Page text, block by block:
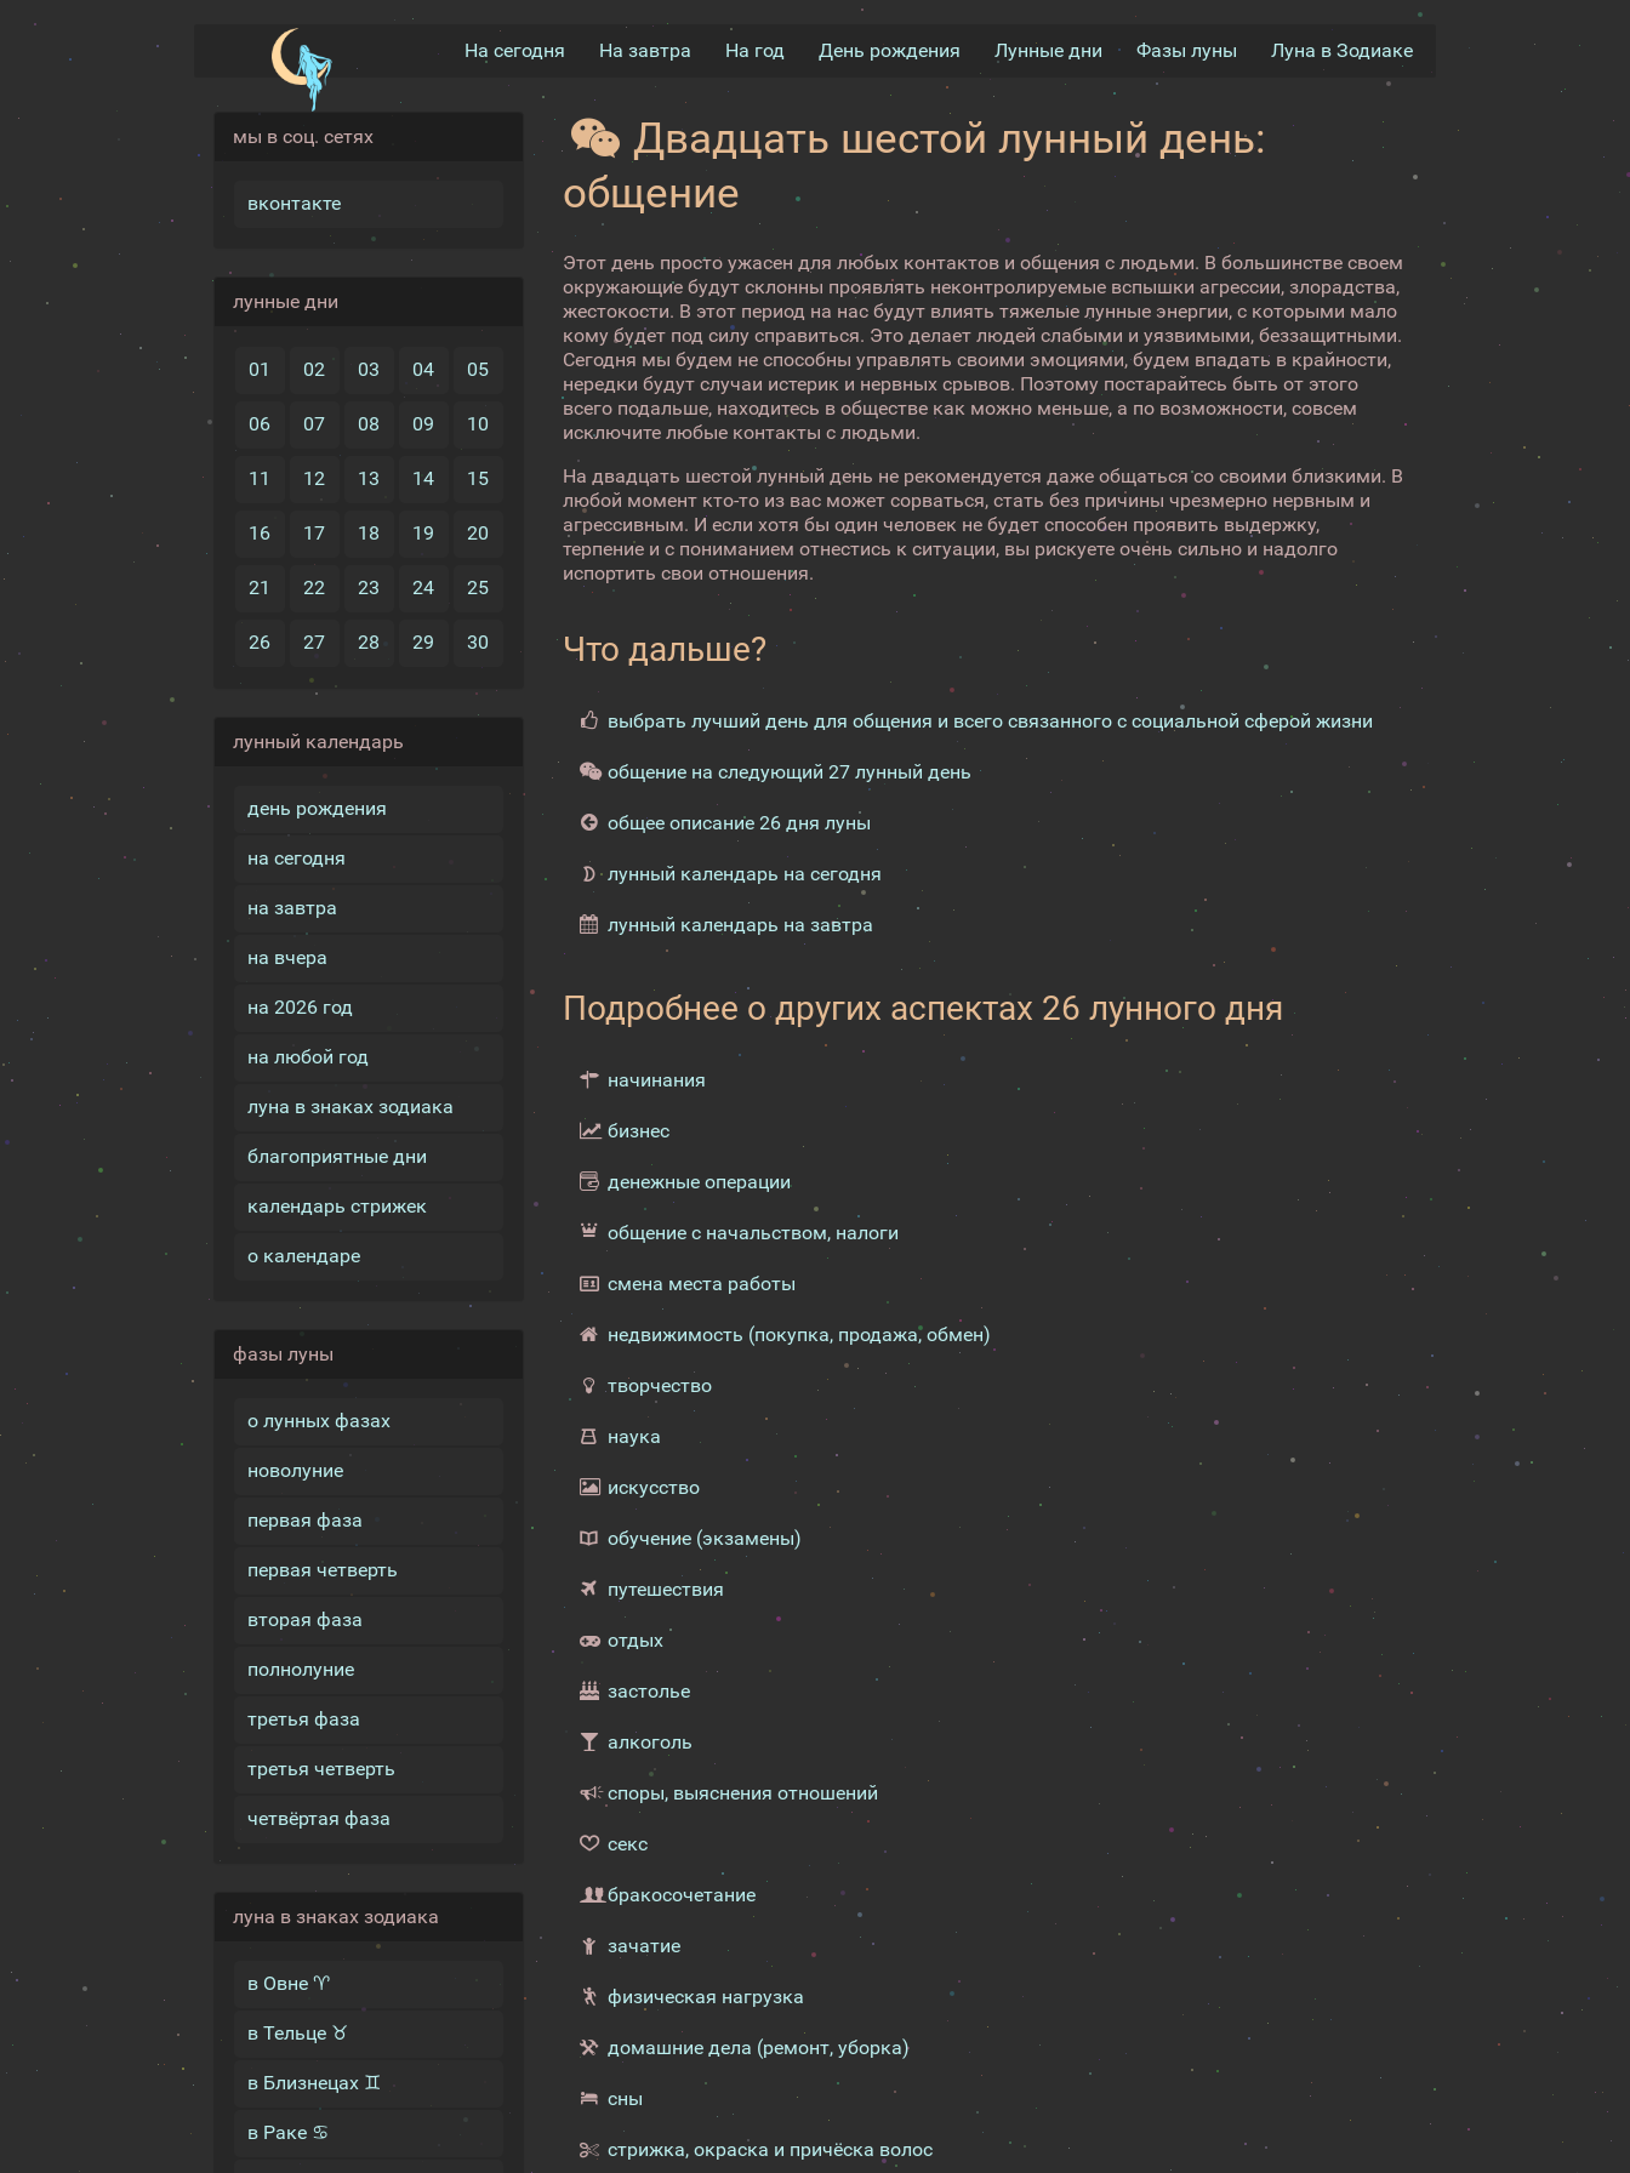
На сегодня На завтра На год День рождения Лунные дни Фазы луны Луна в Зодиаке
мы в соц. сетях
вконтакте
лунные дни
01 02 03 04 05
06 07 08 09 10
11 12 13 14 15
16 17 18 19 20
21 22 23 24 25
26 27 28 29 30
лунный календарь
день рождения
на сегодня
на завтра
на вчера
на 2026 год
на любой год
луна в знаках зодиака
благоприятные дни
календарь стрижек
о календаре
фазы луны
о лунных фазах
новолуние
первая фаза
первая четверть
вторая фаза
полнолуние
третья фаза
третья четверть
четвёртая фаза
луна в знаках зодиака
в Овне ♈
в Тельце ♉
в Близнецах ♊
в Раке ♋
Двадцать шестой лунный день:
общение
Этот день просто ужасен для любых контактов и общения с людьми. В большинстве своем
окружающие будут склонны проявлять неконтролируемые вспышки агрессии, злорадства,
жестокости. В этот период на нас будут влиять тяжелые лунные энергии, с которыми мало
кому будет под силу справиться. Это делает людей слабыми и уязвимыми, беззащитными.
Сегодня мы будем не способны управлять своими эмоциями, будем впадать в крайности,
нередки будут случаи истерик и нервных срывов. Поэтому постарайтесь быть от этого
всего подальше, находитесь в обществе как можно меньше, а по возможности, совсем
исключите любые контакты с людьми.
На двадцать шестой лунный день не рекомендуется даже общаться со своими близкими. В
любой момент кто-то из вас может сорваться, стать без причины чрезмерно нервным и
агрессивным. И если хотя бы один человек не будет способен проявить выдержку,
терпение и с пониманием отнестись к ситуации, вы рискуете очень сильно и надолго
испортить свои отношения.
Что дальше?
выбрать лучший день для общения и всего связанного с социальной сферой жизни
общение на следующий 27 лунный день
общее описание 26 дня луны
лунный календарь на сегодня
лунный календарь на завтра
Подробнее о других аспектах 26 лунного дня
начинания
бизнес
денежные операции
общение с начальством, налоги
смена места работы
недвижимость (покупка, продажа, обмен)
творчество
наука
искусство
обучение (экзамены)
путешествия
отдых
застолье
алкоголь
споры, выяснения отношений
секс
бракосочетание
зачатие
физическая нагрузка
домашние дела (ремонт, уборка)
сны
стрижка, окраска и причёска волос